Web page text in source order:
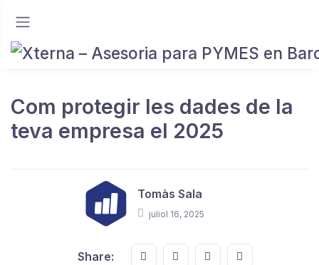
Com protegir les dades de la
teva empresa el 2025
Tomàs Sala
juliol 16, 2025
Share: Share this on FaceBook
Share this on Twitter
Share this on GMail
Share this on